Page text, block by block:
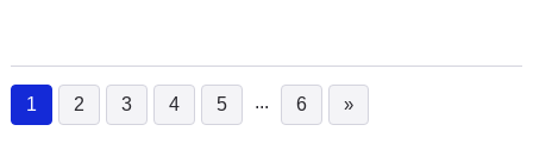
1
(current)
2 3 4 5 ... 6 »